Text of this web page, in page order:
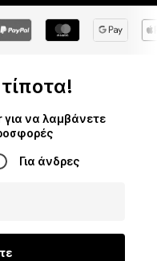
να λαμβάνετε
Για άνδρες